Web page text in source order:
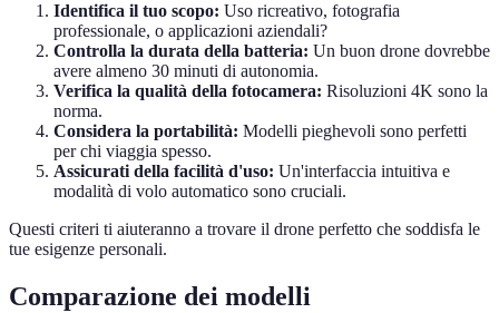
Identifica il tuo scopo: Uso ricreativo, fotografia
professionale, o applicazioni aziendali?
Controlla la durata della batteria: Un buon drone dovrebbe
avere almeno 30 minuti di autonomia.
Verifica la qualità della fotocamera: Risoluzioni 4K sono la
norma.
Considera la portabilità: Modelli pieghevoli sono perfetti
per chi viaggia spesso.
Assicurati della facilità d'uso: Un'interfaccia intuitiva e
modalità di volo automatico sono cruciali.
Questi criteri ti aiuteranno a trovare il drone perfetto che soddisfa le
tue esigenze personali.
Comparazione dei modelli